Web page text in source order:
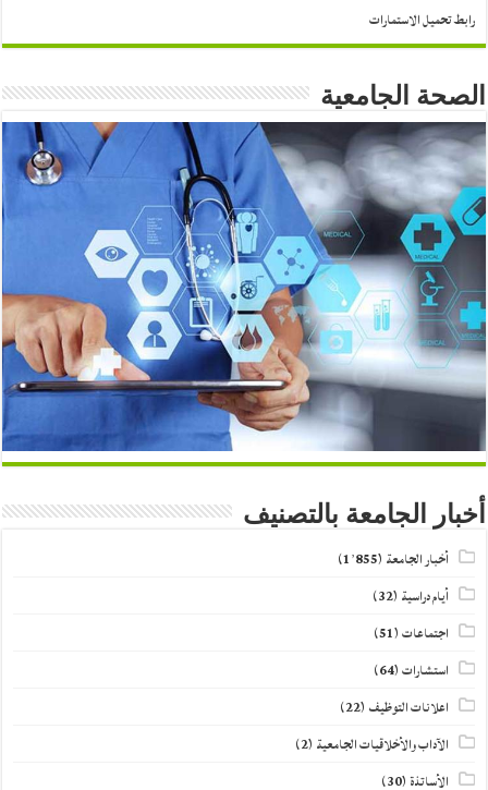
رابط تحميل الاستمارات
الصحة الجامعية
أخبار الجامعة بالتصنيف
أخبار الجامعة (1٬855)
أيام دراسية (32)
اجتماعات(51)
استشارات(64)
اعلانات التوظيف (22)
الآداب والأخلاقيات الجامعية (2)
الأساتذة(30)